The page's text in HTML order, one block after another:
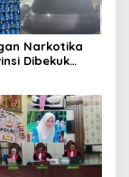
Narkotika
Dibekuk